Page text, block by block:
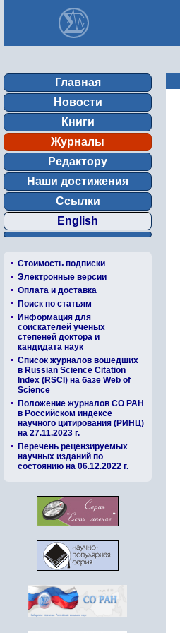
Главная
Новости
Книги
Журналы
Редактору
Наши достижения
Ссылки
English
Стоимость подписки
Электронные версии
Оплата и доставка
Поиск по статьям
Информация для
соискателей ученых
степеней доктора и
кандидата наук
Список журналов вошедших
в Russian Science Citation
Index (RSCI) на базе Web of
Science
Положение журналов СО РАН
в Российском индексе
научного цитирования (РИНЦ)
на 27.11.2023 г.
Перечень рецензируемых
научных изданий по
состоянию на 06.12.2022 г.